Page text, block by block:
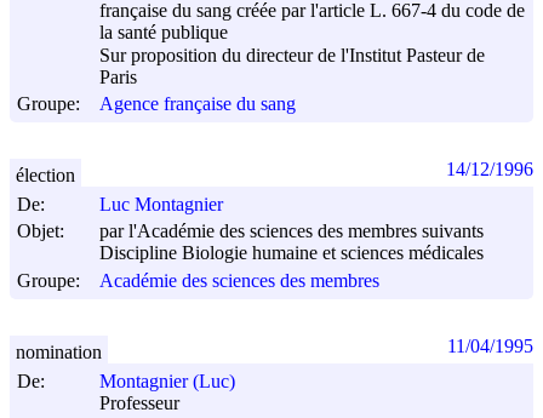
française du sang créée par l'article L. 667-4 du code de
la santé publique
Sur proposition du directeur de l'Institut Pasteur de
Paris
Groupe:
Agence française du sang
De:
Luc Montagnier
Objet:
par l'Académie des sciences des membres suivants
Discipline Biologie humaine et sciences médicales
Groupe:
Académie des sciences des membres
élection 14/12/1996
De:
Montagnier (Luc)
Professeur
nomination 11/04/1995